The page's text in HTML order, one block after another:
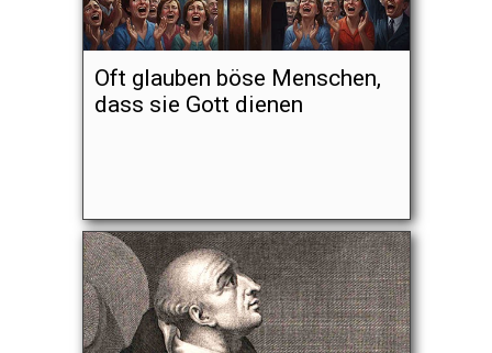
Oft glauben böse Menschen,
dass sie Gott dienen